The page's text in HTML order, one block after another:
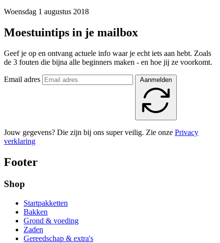
Woensdag 1 augustus 2018
Moestuintips in je mailbox
Geef je op en ontvang actuele info waar je echt iets aan hebt. Zoals
de 3 fouten die bijna alle beginners maken - en hoe jij ze voorkomt.
Email adres Aanmelden
Jouw gegevens? Die zijn bij ons super veilig. Zie onze Privacy
verklaring
Footer
Shop
Startpakketten
Bakken
Grond & voeding
Zaden
Gereedschap & extra's